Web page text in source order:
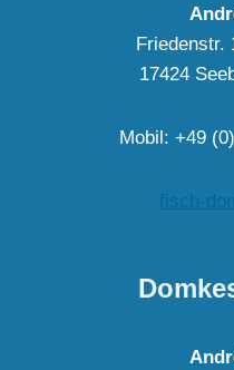
Friedenstr.
17424
Mobil: +49
fisch-